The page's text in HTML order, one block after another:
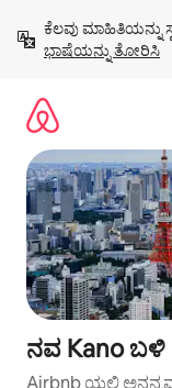
ಹೋಗಿ
ಕೆಲವು ಮಾಹಿತಿಯನ್ನು
ಭಾಷೆಯನ್ನು ತೋರಿಸಿ
ನವ Kano ಬಳಿ
Airbnb ಯಲ್ಲಿ